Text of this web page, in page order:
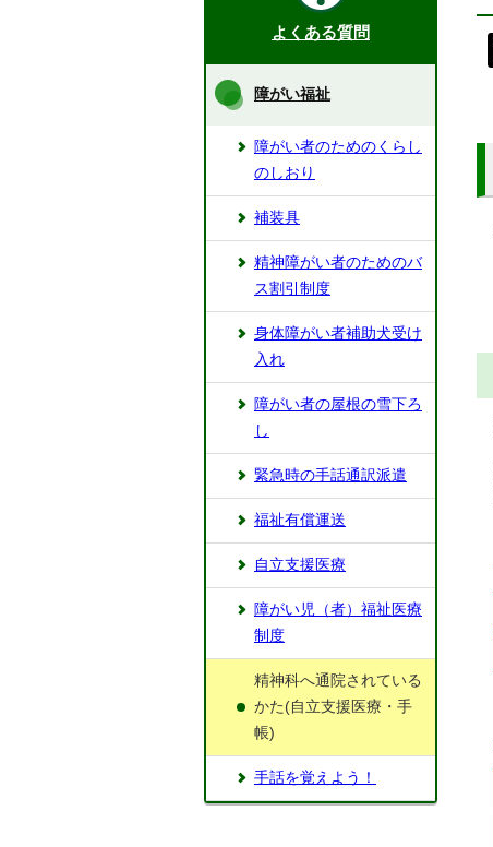
よくある質問
障がい福祉
障がい者のためのくらし
のしおり
補装具
精神障がい者のためのバ
ス割引制度
身体障がい者補助犬受け
入れ
障がい者の屋根の雪下ろ
し
緊急時の手話通訳派遣
福祉有償運送
自立支援医療
障がい児（者）福祉医療
制度
精神科へ通院されている
かた(自立支援医療・手
帳)
手話を覚えよう！